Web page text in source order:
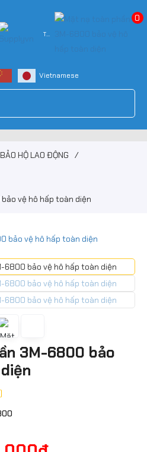
Tài
0
BẢO HỘ LAO ĐỘNG /
vệ hô hấp toàn diện
3M-6800 bảo